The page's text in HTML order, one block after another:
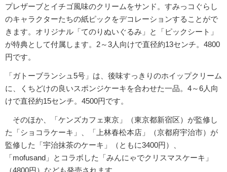
プレザーブとイチゴ風味のクリームをサンド。すみっコぐらし
のキャラクターたちの紙ピックをデコレーションすることがで
きます。オリジナル「てのりぬいぐるみ」と「ピックシート」
が特典として付属します。2～3人向けで直径約13センチ。4800
円です。
「ガトーブランシュ5号」は、後味すっきりのホイップクリーム
に、くちどけの良いスポンジケーキを合わせた一品。4～6人向
けで直径約15センチ。4500円です。
そのほか、「ケンズカフェ東京」（東京都新宿区）が監修し
た「ショコラケーキ」、「上林春松本店」（京都府宇治市）が
監修した「宇治抹茶のケーキ」（ともに3400円）、
「mofusand」とコラボした「みんにゃでクリスマスケーキ」
（4800円）なども発売されます